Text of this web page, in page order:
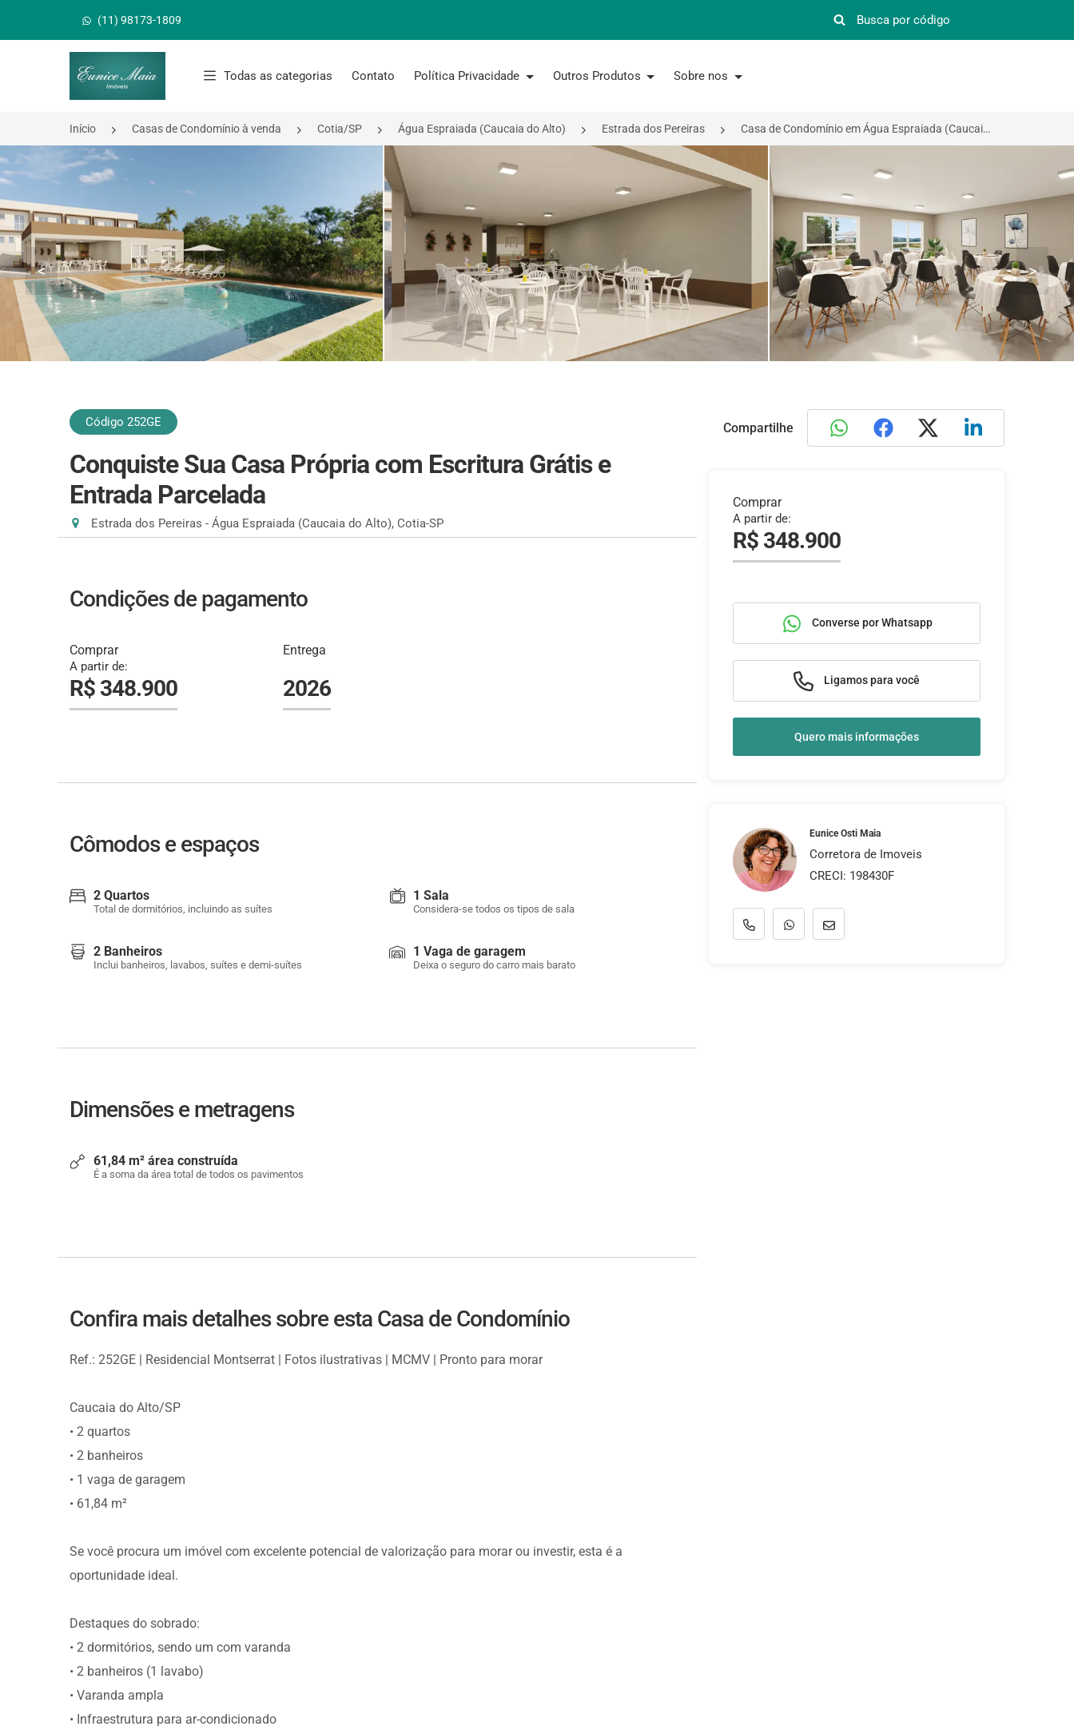
(11) 98173-1809
Página inicial
Todas as categorias Contato Política Privacidade Outros Produtos Sobre nos
Início Casas de Condomínio à venda Cotia/SP Água Espraiada (Caucaia do Alto) Estrada dos Pereiras Casa de Condomínio em Água Espraiada (Caucaia do Alto), Cotia-SP a partir de R$ 348.900
< >
Código 252GE
Conquiste Sua Casa Própria com Escritura Grátis e
Entrada Parcelada
Estrada dos Pereiras - Água Espraiada (Caucaia do Alto), Cotia-SP
Condições de pagamento
Comprar
A partir de:
R$ 348.900
Entrega
2026
Cômodos e espaços
2 Quartos
Total de dormitórios, incluindo as suítes
1 Sala
Considera-se todos os tipos de sala
2 Banheiros
Inclui banheiros, lavabos, suítes e demi-suítes
1 Vaga de garagem
Deixa o seguro do carro mais barato
Dimensões e metragens
61,84 m² área construída
É a soma da área total de todos os pavimentos
Confira mais detalhes sobre esta Casa de Condomínio
Ref.: 252GE | Residencial Montserrat | Fotos ilustrativas | MCMV | Pronto para morar
Caucaia do Alto/SP
• 2 quartos
• 2 banheiros
• 1 vaga de garagem
• 61,84 m²
Se você procura um imóvel com excelente potencial de valorização para morar ou investir, esta é a
oportunidade ideal.
Destaques do sobrado:
• 2 dormitórios, sendo um com varanda
• 2 banheiros (1 lavabo)
• Varanda ampla
• Infraestrutura para ar-condicionado
Compartilhe
Comprar
A partir de:
R$ 348.900
Converse por Whatsapp
Ligamos para você
Quero mais informações
Eunice Osti Maia
Corretora de Imoveis
CRECI: 198430F